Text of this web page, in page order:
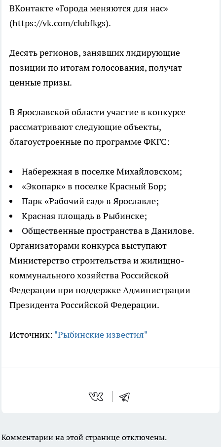
ВКонтакте «Города меняются для нас»
(https://vk.com/clubfkgs).
Десять регионов, занявших лидирующие
позиции по итогам голосования, получат
ценные призы.
В Ярославской области участие в конкурсе
рассматривают следующие объекты,
благоустроенные по программе ФКГС:
Набережная в поселке Михайловском;
«Экопарк» в поселке Красный Бор;
Парк «Рабочий сад» в Ярославле;
Красная площадь в Рыбинске;
Общественные пространства в Данилове.
Организаторами конкурса выступают
Министерство строительства и жилищно-
коммунального хозяйства Российской
Федерации при поддержке Администрации
Президента Российской Федерации.
Источник: "Рыбинские известия"
Комментарии на этой странице отключены.